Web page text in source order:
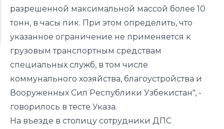
разрешенной максимальной массой более 10
тонн, в часы пик. При этом определить, что
указанное ограничение не применяется к
грузовым транспортным средствам
специальных служб, в том числе
коммунального хозяйства, благоустройства и
Вооруженных Сил Республики Узбекистан", -
говорилось в тесте Указа.
На въезде в столицу сотрудники ДПС